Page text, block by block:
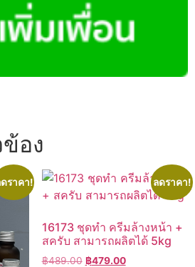
อง
ราคา! ลดราคา!
16173 ชุดทำ ครีมล้างหน้า +
สครับ สามารถผลิตได้ 5kg
฿489.00 Original
฿479.00Current